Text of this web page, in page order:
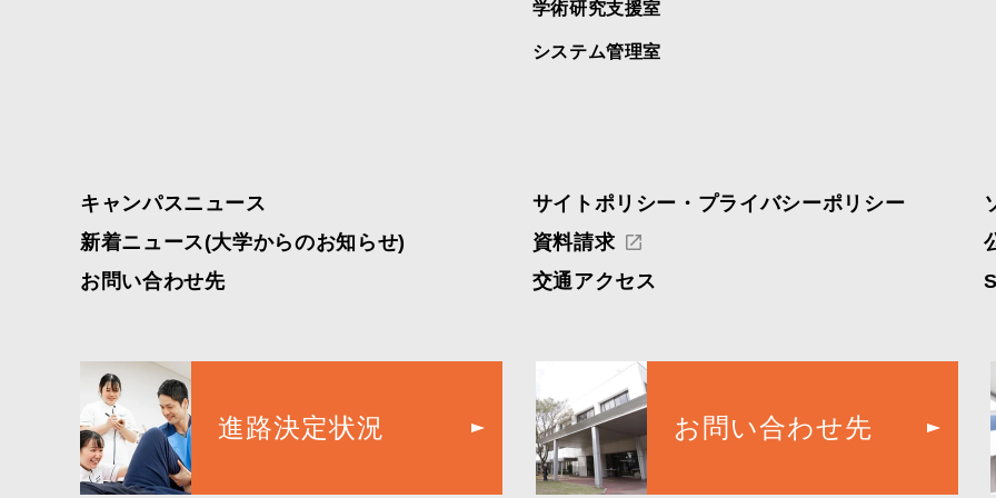
学術研究支援室
システム管理室
キャンパスニュース
新着ニュース(大学からのお知らせ)
お問い合わせ先
サイトポリシー・プライバシーポリシー
資料請求
交通アクセス
進路決定状況 お問い合わせ先